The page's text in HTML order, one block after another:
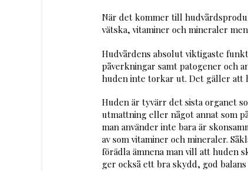
När det kommer till
vätska, vitaminer och mineraler
Hudvårdens absolut viktigaste
påverkningar samt patogener och
huden inte torkar ut. Det gäller att
Huden är tyvärr det sista organet
utmattning eller något annat som
man använder inte bara är
av som vitaminer och mineraler.
förädla ämnena man vill att huden
ger också ett bra skydd, god